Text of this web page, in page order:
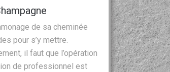
de sa cheminée
pour s’y mettre.
il faut que l’opération
de professionnel est